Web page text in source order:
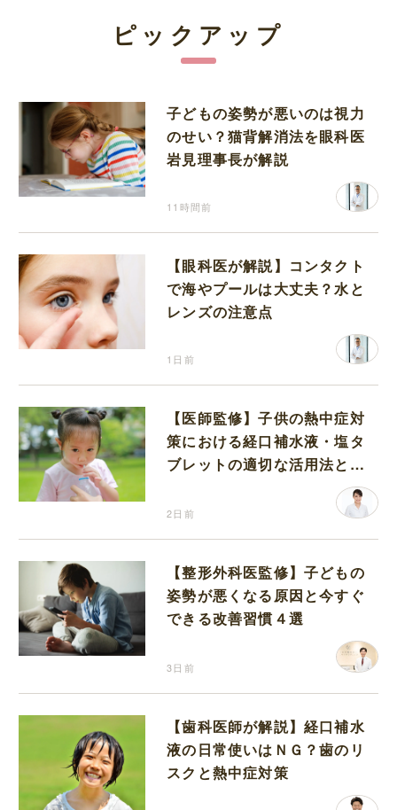
ピックアップ
子どもの姿勢が悪いのは視力
のせい？猫背解消法を眼科医
岩見理事長が解説
11時間前
【眼科医が解説】コンタクト
で海やプールは大丈夫？水と
レンズの注意点
1日前
【医師監修】子供の熱中症対
策における経口補水液・塩タ
ブレットの適切な活用法と水
2日前
【整形外科医監修】子どもの
姿勢が悪くなる原因と今すぐ
できる改善習慣４選
3日前
【歯科医師が解説】経口補水
液の日常使いはＮＧ？歯のリ
スクと熱中症対策